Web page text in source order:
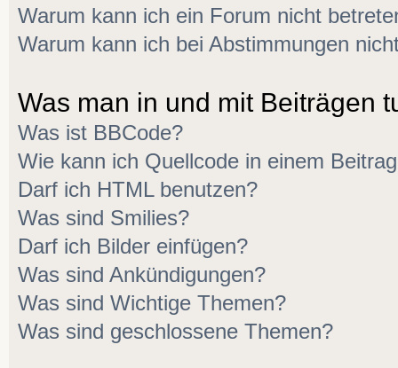
Warum kann ich ein Forum nicht
Warum kann ich bei Abstimmungen
Was man in und mit Beiträgen
Was ist BBCode?
Wie kann ich Quellcode in einem
Darf ich HTML benutzen?
Was sind Smilies?
Darf ich Bilder einfügen?
Was sind Ankündigungen?
Was sind Wichtige Themen?
Was sind geschlossene Themen?